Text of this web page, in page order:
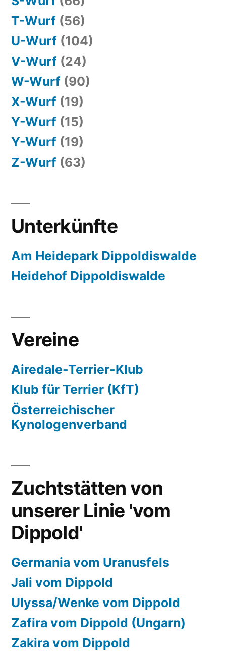
T-Wurf (56)
U-Wurf (104)
V-Wurf (24)
W-Wurf (90)
X-Wurf (19)
Y-Wurf (15)
Y-Wurf (19)
Z-Wurf (63)
Unterkünfte
Am Heidepark Dippoldiswalde
Heidehof Dippoldiswalde
Vereine
Airedale-Terrier-Klub
Klub für Terrier (KfT)
Österreichischer
Kynologenverband
Zuchtstätten von
unserer Linie 'vom
Dippold'
Germania vom Uranusfels
Jali vom Dippold
Ulyssa/Wenke vom Dippold
Zafira vom Dippold (Ungarn)
Zakira vom Dippold